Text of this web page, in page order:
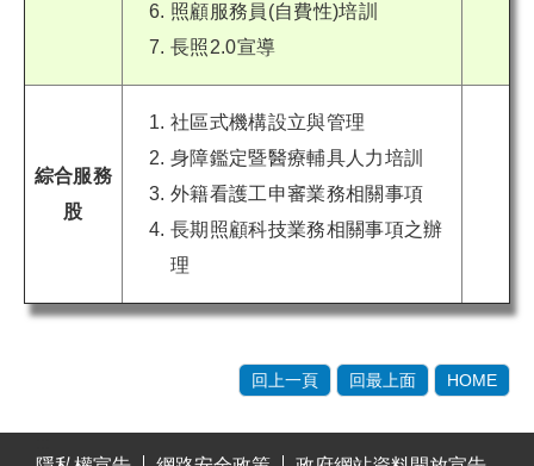
照顧服務員(自費性)培訓
長照2.0宣導
綜合服務
股
社區式機構設立與管理
身障鑑定暨醫療輔具人力培訓
外籍看護工申審業務相關事項
長期照顧科技業務相關事項之辦
理
回上一頁 回最上面 HOME